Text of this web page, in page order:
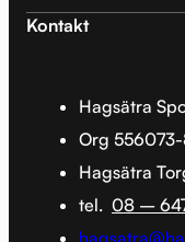
Kontakt
Hagsätra
Org 556073-
Hagsätra
tel. 08 –